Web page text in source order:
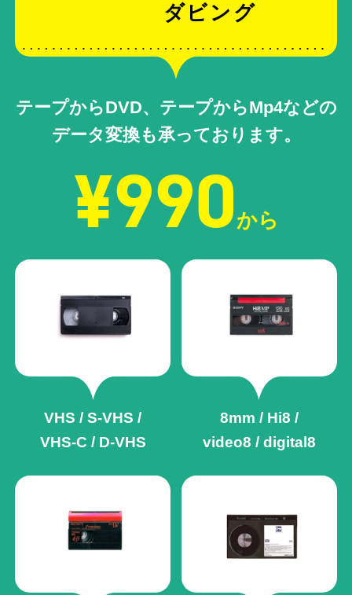
ダビング
テープからDVD、テープからMp4などの
データ変換も承っております。
¥990から
VHS / S-VHS /
VHS-C / D-VHS
8mm / Hi8 /
video8 / digital8